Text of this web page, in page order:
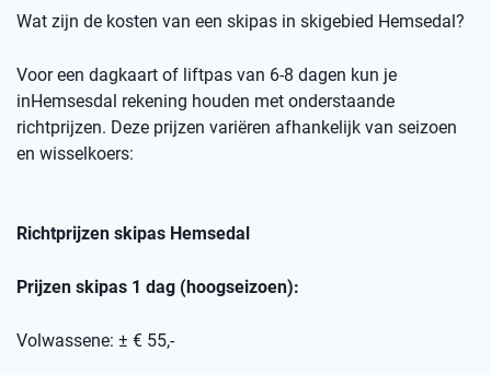
Wat zijn de kosten van een skipas in skigebied Hemsedal ?
Voor een dagkaart of liftpas van 6-8 dagen kun je
inHemsesdal rekening houden met onderstaande
richtprijzen. Deze prijzen variëren afhankelijk van seizoen
en wisselkoers:
Richtprijzen skipas Hemsedal
Prijzen skipas 1 dag (hoogseizoen):
Volwassene: ± € 55,-